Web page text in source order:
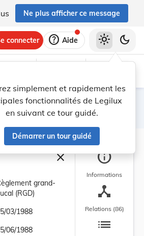
Ne plus afficher ce message
connecter help Aide
simplement et rapidement les
fonctionnalités de Legilux
en suivant ce tour guidé.
Démarrer un tour guidé
light_mode dark_mode
la recherche
Filtres
closeFermer la barre
grand-
(RGD)
03/1988
06/1988
info
Informations
device_hub
Relations (86)
list